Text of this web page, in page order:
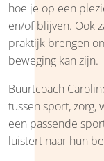
hoe je op een
en/of blijven. Ook
praktijk brengen
beweging kan zijn.
Buurtcoach
tussen sport,
een passende
luistert naar hun